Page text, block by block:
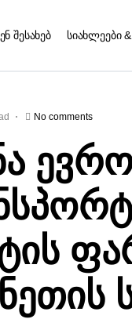
შესახებ სიახლეები
No comments